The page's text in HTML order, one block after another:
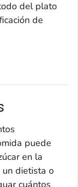
del plato
de
puede
en la
un dietista o
cuántos